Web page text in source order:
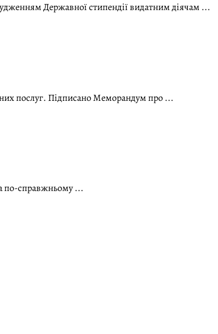
Державної стипендії видатним діячам ...
послуг. Підписано Меморандум про ...
по-справжньому ...